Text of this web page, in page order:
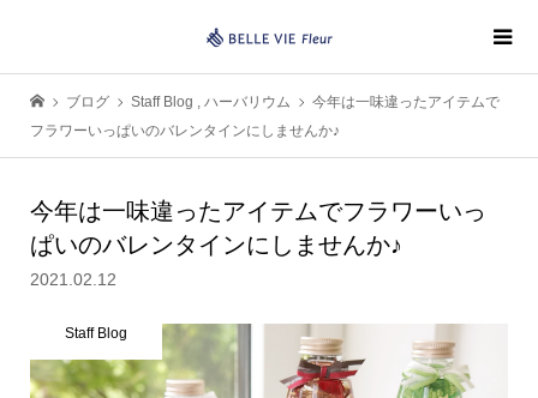
ブログ Staff Blog , ハーバリウム
今年は一味違ったアイテムで
フラワーいっぱいのバレンタインにしませんか♪
今年は一味違ったアイテムでフラワーいっ
ぱいのバレンタインにしませんか♪
2021.02.12
Staff Blog